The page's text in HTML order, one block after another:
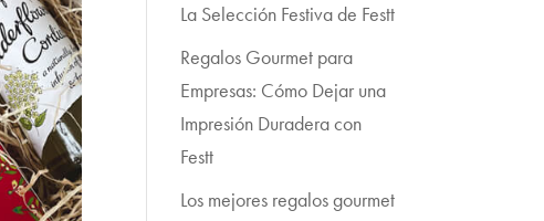
La Selección Festiva de Festt
Regalos Gourmet para
Empresas: Cómo Dejar una
Impresión Duradera con
Festt
Los mejores regalos gourmet